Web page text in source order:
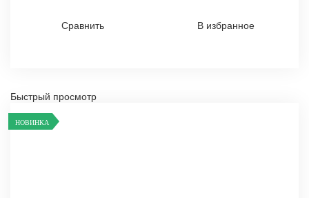
Сравнить В избранное
Быстрый просмотр
НОВИНКА